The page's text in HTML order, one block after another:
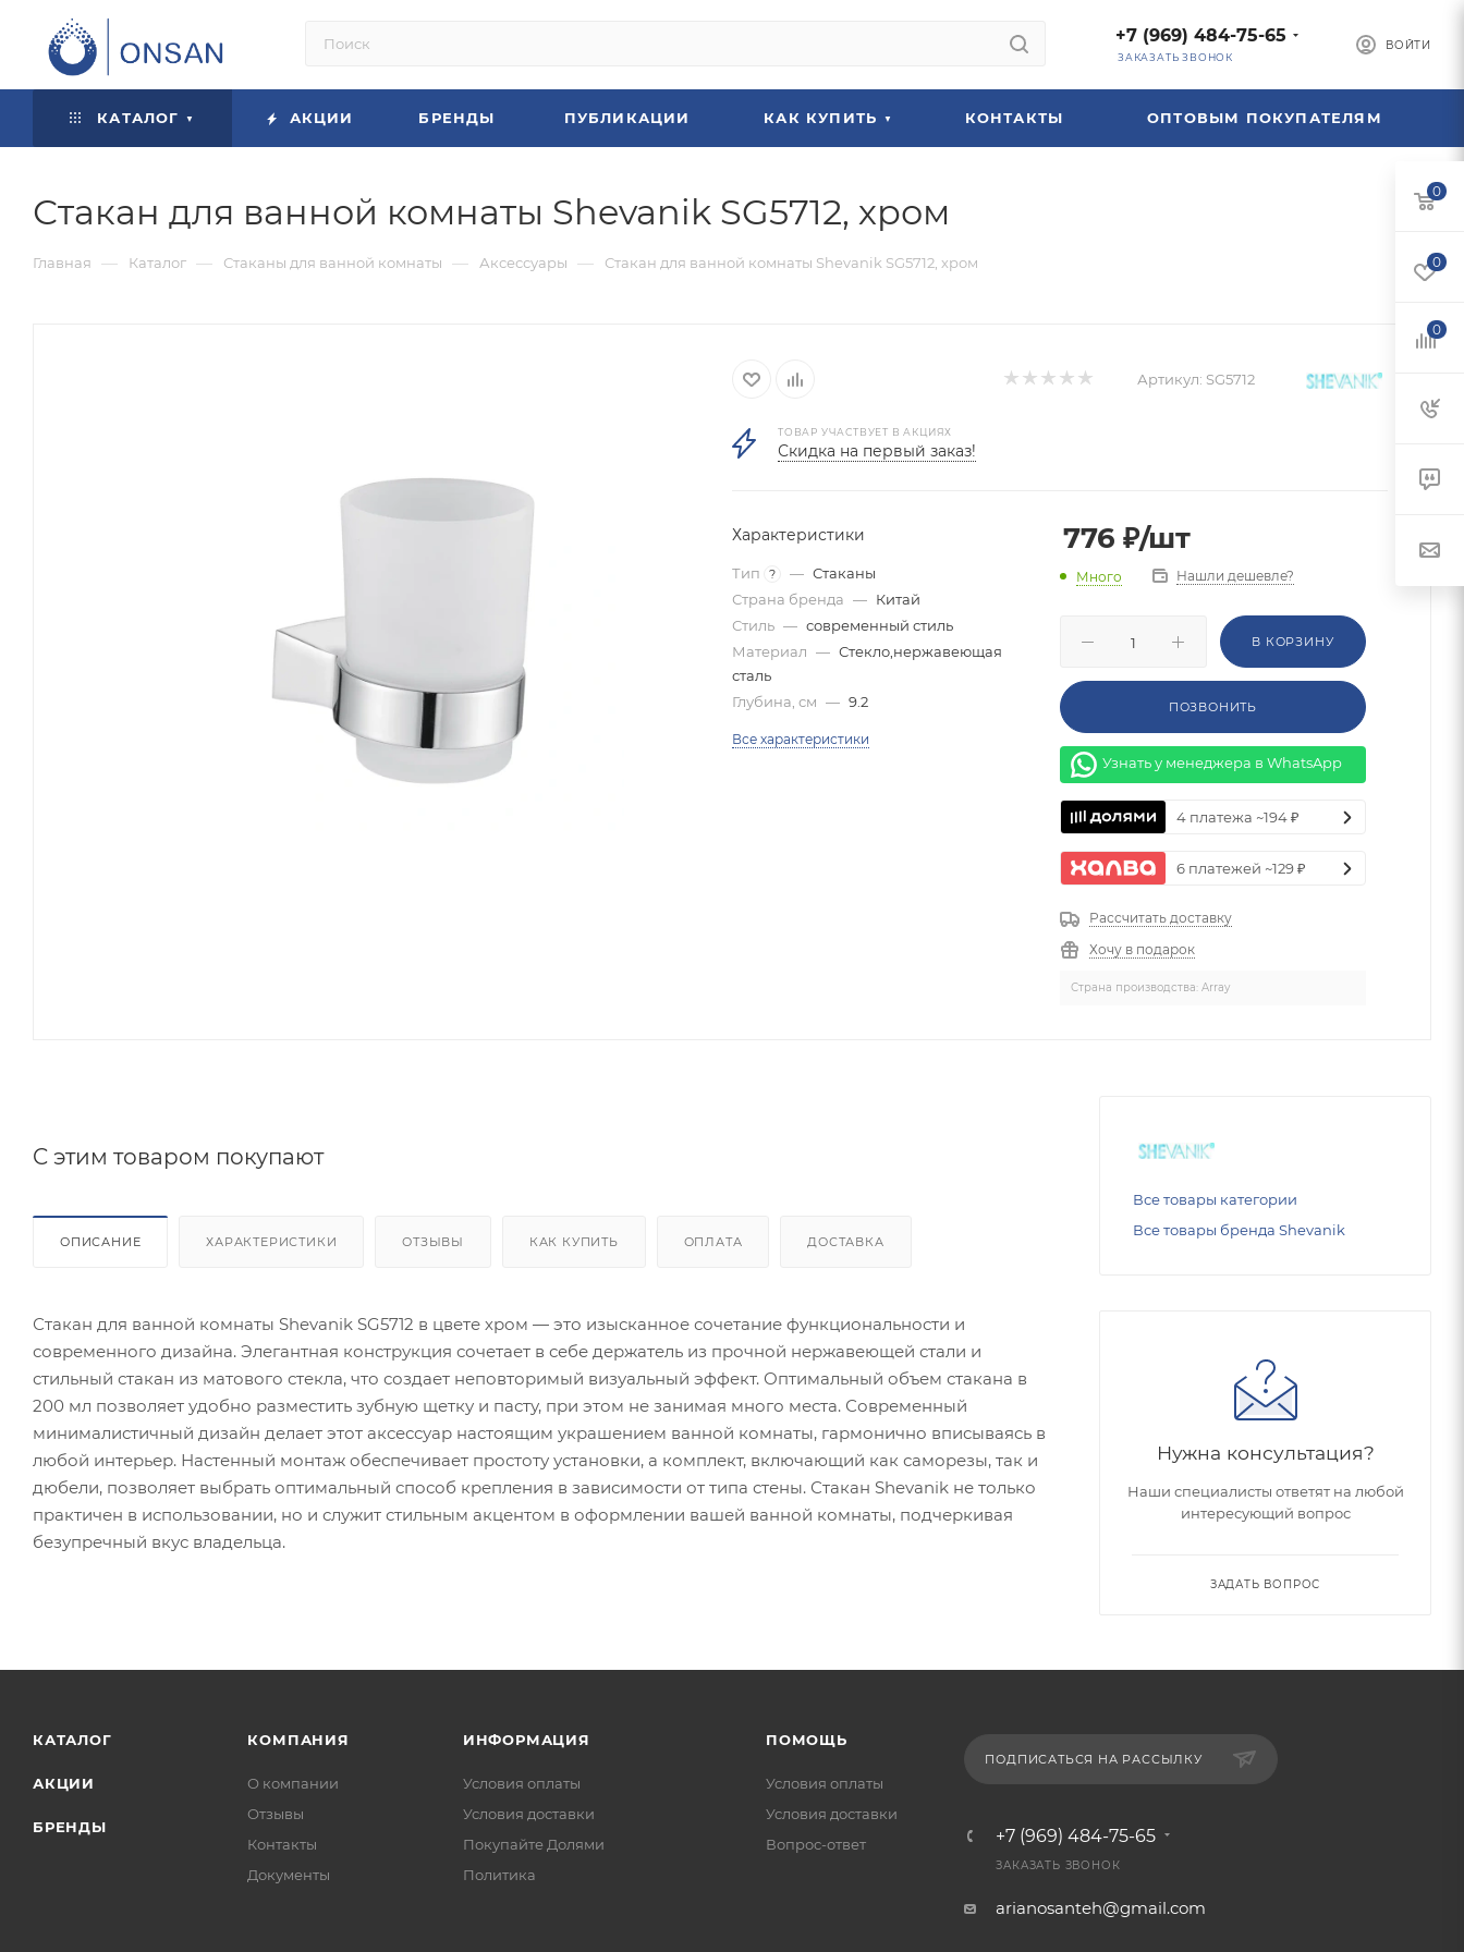
ВОЙТИ
+7 (969) 484-75-65
ЗАКАЗАТЬ ЗВОНОК
КАТАЛОГ АКЦИИ БРЕНДЫ ПУБЛИКАЦИИ КАК КУПИТЬ КОНТАКТЫ ОПТОВЫМ ПОКУПАТЕЛЯМ
Стакан для ванной комнаты Shevanik SG5712, хром
Главная — Каталог — Стаканы для ванной комнаты — Аксессуары — Стакан для ванной комнаты Shevanik SG5712, хром
Артикул: SG5712
ТОВАР УЧАСТВУЕТ В АКЦИЯХ
Скидка на первый заказ!
Характеристики
Тип ? — Стаканы
Страна бренда — Китай
Стиль — современный стиль
Материал — Стекло,нержавеющая
сталь
Глубина, см — 9.2
Все характеристики
776 ₽/шт
Много Нашли дешевле?
В КОРЗИНУ
ПОЗВОНИТЬ
Узнать у менеджера в WhatsApp
4 платежа ~194 ₽
6 платежей ~129 ₽
Рассчитать доставку
Хочу в подарок
Страна производства: Array
C этим товаром покупают
ОПИСАНИЕ ХАРАКТЕРИСТИКИ ОТЗЫВЫ КАК КУПИТЬ ОПЛАТА ДОСТАВКА
Стакан для ванной комнаты Shevanik SG5712 в цвете хром — это изысканное сочетание функциональности и
современного дизайна. Элегантная конструкция сочетает в себе держатель из прочной нержавеющей стали и
стильный стакан из матового стекла, что создает неповторимый визуальный эффект. Оптимальный объем стакана в
200 мл позволяет удобно разместить зубную щетку и пасту, при этом не занимая много места. Современный
минималистичный дизайн делает этот аксессуар настоящим украшением ванной комнаты, гармонично вписываясь в
любой интерьер. Настенный монтаж обеспечивает простоту установки, а комплект, включающий как саморезы, так и
дюбели, позволяет выбрать оптимальный способ крепления в зависимости от типа стены. Стакан Shevanik не только
практичен в использовании, но и служит стильным акцентом в оформлении вашей ванной комнаты, подчеркивая
безупречный вкус владельца.
Все товары категории
Все товары бренда Shevanik
Нужна консультация?
Наши специалисты ответят на любой
интересующий вопрос
ЗАДАТЬ ВОПРОС
КАТАЛОГ
АКЦИИ
БРЕНДЫ
КОМПАНИЯ
О компании
Отзывы
Контакты
Документы
ИНФОРМАЦИЯ
Условия оплаты
Условия доставки
Покупайте Долями
Политика
ПОМОЩЬ
Условия оплаты
Условия доставки
Вопрос-ответ
ПОДПИСАТЬСЯ НА РАССЫЛКУ
+7 (969) 484-75-65
ЗАКАЗАТЬ ЗВОНОК
arianosanteh@gmail.com
0
0
0